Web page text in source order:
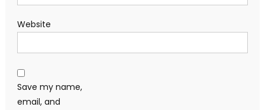
Website
Save my name,
email, and